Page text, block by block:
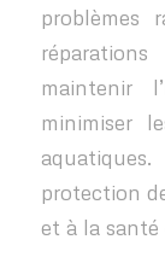
problèmes
maintenir
minimiser
protection
et à la